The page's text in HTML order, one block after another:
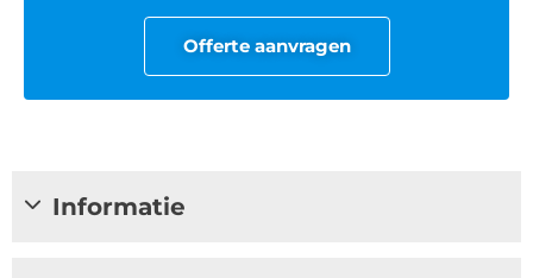
Offerte aanvragen
Informatie